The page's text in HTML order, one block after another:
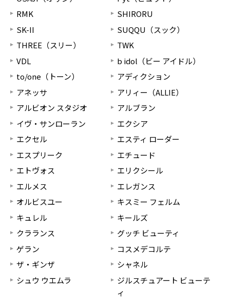
RMK
SHIRORU
SK-II
SUQQU（スック）
THREE（スリー）
TWK
VDL
b idol（ビー アイドル）
to/one（トーン）
アディクション
アネッサ
アリィー（ALLIE）
アルビオン スタジオ
アルブラン
イヴ・サンローラン
エクシア
エクセル
エスティ ローダー
エスプリーク
エチュード
エトヴォス
エリクシール
エルメス
エレガンス
オルビスユー
キスミー フェルム
キュレル
キールズ
クラランス
グッチ ビューティ
ゲラン
コスメデコルテ
ザ・ギンザ
シャネル
シュウ ウエムラ
ジルスチュアート ビューテ
ィ